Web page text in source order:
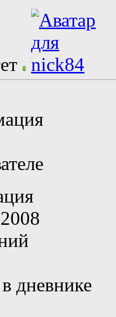
дневнике